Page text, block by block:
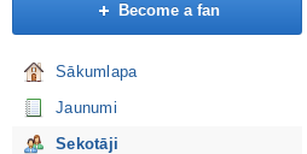
Become a fan
Sākumlapa
Jaunumi
Sekotāji